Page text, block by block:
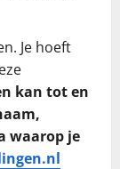
Je hoeft
kan tot en
waarop je